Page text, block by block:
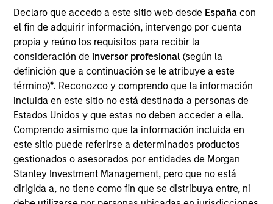
Declaro que accedo a este sitio web desde España con
el fin de adquirir información, intervengo por cuenta
propia y reúno los requisitos para recibir la
consideración de inversor profesional(según la
definición que a continuación se le atribuye a este
término)*. Reconozco y comprendo que la información
incluida en este sitio no está destinada a personas de
Estados Unidos y que estas no deben acceder a ella.
Comprendo asimismo que la información incluida en
este sitio puede referirse a determinados productos
gestionados o asesorados por entidades de Morgan
Stanley Investment Management, pero que no está
dirigida a, no tiene como fin que se distribuya entre, ni
Principales factores
diferenciales
1
Estructura
Equipos altamente especializados con gestores